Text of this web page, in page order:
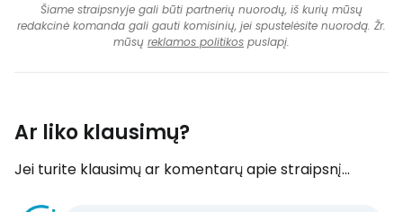
Šiame straipsnyje gali būti partnerių nuorodų, iš kurių mūsų
redakcinė komanda gali gauti komisinių, jei spustelėsite nuorodą. Žr.
mūsų reklamos politikos puslapį.
Ar liko klausimų?
Jei turite klausimų ar komentarų apie straipsnį...